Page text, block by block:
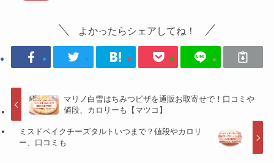
よかったらシェアしてね！
マリノ白雪はちみつピザを通販お取寄せで！口コミや
値段、カロリーも【マツコ】
ミスドベイクチーズタルトいつまで？値段やカロリ
ー、口コミも